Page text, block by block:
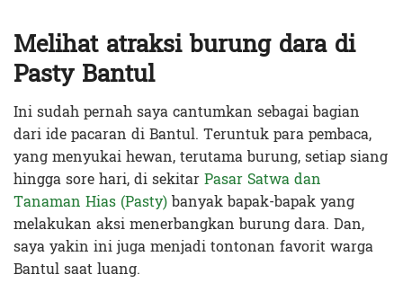
Melihat atraksi burung dara di
Pasty Bantul
Ini sudah pernah saya cantumkan sebagai bagian
dari ide pacaran di Bantul. Teruntuk para pembaca,
yang menyukai hewan, terutama burung, setiap siang
hingga sore hari, di sekitarPasar Satwa dan
Tanaman Hias (Pasty)banyak bapak-bapak yang
melakukan aksi menerbangkan burung dara. Dan,
saya yakin ini juga menjadi tontonan favorit warga
Bantul saat luang.